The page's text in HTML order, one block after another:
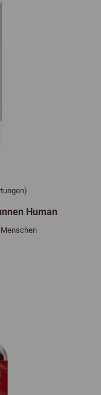
Human